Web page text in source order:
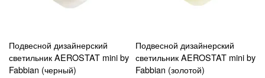
Подвесной дизайнерский
светильник AEROSTAT mini by
Fabbian (черный)
Подвесной дизайнерский
светильник AEROSTAT mini by
Fabbian (золотой)